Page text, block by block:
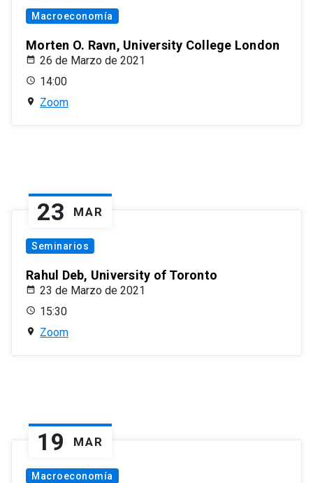
Macroeconomía
Morten O. Ravn, University College London
26 de Marzo de 2021
14:00
Zoom
23 MAR
Seminarios
Rahul Deb, University of Toronto
23 de Marzo de 2021
15:30
Zoom
19 MAR
Macroeconomía